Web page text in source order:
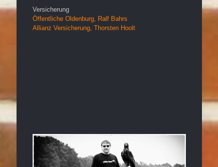
Versicherung
Öffentliche Oldenburg, Ralf Bahrs
Allianz Versicherung, Thorsten Hoolt